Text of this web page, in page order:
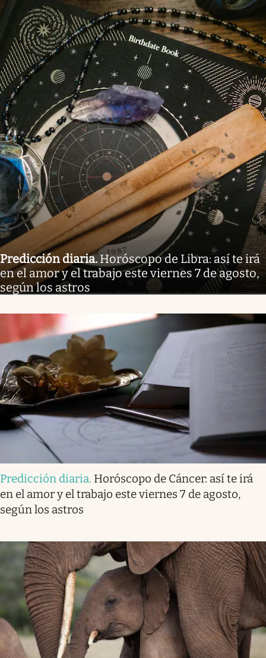
Predicción diaria.Horóscopo de Libra: así te irá
en el amor y el trabajo este viernes 7 de agosto,
según los astros
Predicción diaria. Horóscopo de Cáncer: así te irá
en el amor y el trabajo este viernes 7 de agosto,
según los astros